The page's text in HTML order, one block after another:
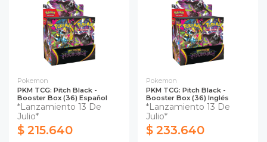
Pokemon
PKM TCG: Pitch Black -
Booster Box (36) Español
*Lanzamiento 13 De
Julio*
$ 215.640
Pokemon
PKM TCG: Pitch Black -
Booster Box (36) Inglés
*Lanzamiento 13 De
Julio*
$ 233.640